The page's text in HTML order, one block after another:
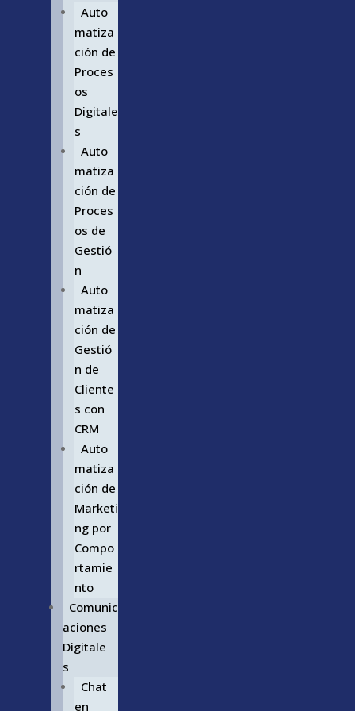
Auto
matiza
ción de
Proces
os
Digitale
s
Auto
matiza
ción de
Proces
os de
Gestió
n
Auto
matiza
ción de
Gestió
n de
Cliente
s con
CRM
Auto
matiza
ción de
Marketi
ng por
Compo
rtamie
nto
Comunic
aciones
Digitale
s
Chat
en